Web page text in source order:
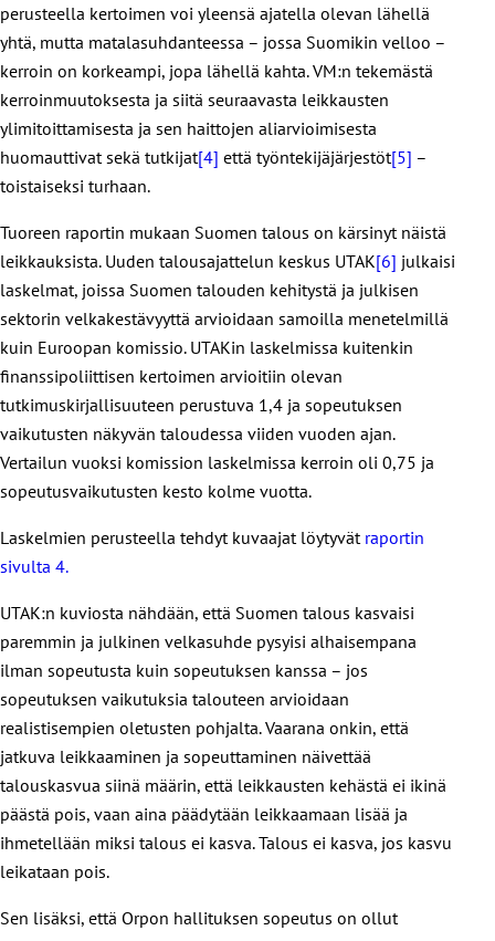
perusteella kertoimen voi yleensä ajatella olevan lähellä
yhtä, mutta matalasuhdanteessa – jossa Suomikin velloo –
kerroin on korkeampi, jopa lähellä kahta. VM:n tekemästä
kerroinmuutoksesta ja siitä seuraavasta leikkausten
ylimitoittamisesta ja sen haittojen aliarvioimisesta
huomauttivat sekä tutkijat[4] että työntekijäjärjestöt[5] –
toistaiseksi turhaan.
Tuoreen raportin mukaan Suomen talous on kärsinyt näistä
leikkauksista. Uuden talousajattelun keskus UTAK[6] julkaisi
laskelmat, joissa Suomen talouden kehitystä ja julkisen
sektorin velkakestävyyttä arvioidaan samoilla menetelmillä
kuin Euroopan komissio. UTAKin laskelmissa kuitenkin
finanssipoliittisen kertoimen arvioitiin olevan
tutkimuskirjallisuuteen perustuva 1,4 ja sopeutuksen
vaikutusten näkyvän taloudessa viiden vuoden ajan.
Vertailun vuoksi komission laskelmissa kerroin oli 0,75 ja
sopeutusvaikutusten kesto kolme vuotta.
Laskelmien perusteella tehdyt kuvaajat löytyvät raportin
sivulta 4.
UTAK:n kuviosta nähdään, että Suomen talous kasvaisi
paremmin ja julkinen velkasuhde pysyisi alhaisempana
ilman sopeutusta kuin sopeutuksen kanssa – jos
sopeutuksen vaikutuksia talouteen arvioidaan
realistisempien oletusten pohjalta. Vaarana onkin, että
jatkuva leikkaaminen ja sopeuttaminen näivettää
talouskasvua siinä määrin, että leikkausten kehästä ei ikinä
päästä pois, vaan aina päädytään leikkaamaan lisää ja
ihmetellään miksi talous ei kasva. Talous ei kasva, jos kasvu
leikataan pois.
Sen lisäksi, että Orpon hallituksen sopeutus on ollut